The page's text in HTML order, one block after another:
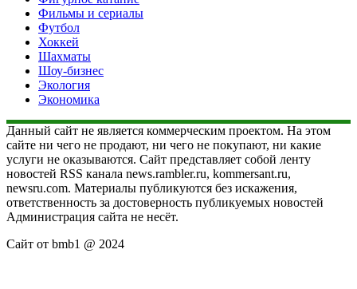
Фильмы и сериалы
Футбол
Хоккей
Шахматы
Шоу-бизнес
Экология
Экономика
Данный сайт не является коммерческим проектом. На этом
сайте ни чего не продают, ни чего не покупают, ни какие
услуги не оказываются. Сайт представляет собой ленту
новостей RSS канала news.rambler.ru, kommersant.ru,
newsru.com. Материалы публикуются без искажения,
ответственность за достоверность публикуемых новостей
Администрация сайта не несёт.
Сайт от bmb1 @ 2024